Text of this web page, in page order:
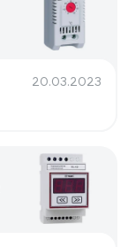
20.03.2023